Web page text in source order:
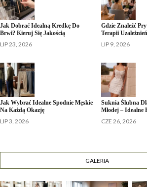
Jak Dobrać Idealną Kredkę Do
Brwi? Kieruj Się Jakością
LIP 23, 2026
Gdzie Znaleźć
Terapii
LIP 9, 2026
Jak Wybrać Idealne Spodnie Męskie
Na Każdą Okazję
LIP 3, 2026
Suknia Ślubna
Młodej – Idealne
CZE 26, 2026
GALERIA